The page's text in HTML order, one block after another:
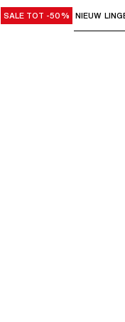
Gebruik "Pijl omlaag"
SALE TOT -50% NIEUW